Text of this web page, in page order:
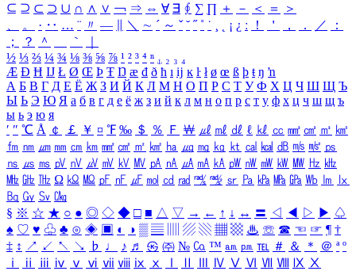
⊆ ⊇ ⊂ ⊃ ∪ ∩ ∧ ∨ ￢ ⇒ ⇔ ∀ ∃ ∮ ∑ ∏ ＋ － ＜ ＝
＞
、
。 · ‥ … ¨ 〃 ― ＼ ∼ ´ ～ ˇ ˘ ˝ ˚ ˙ ¸ ¡ ¿ ː ！ ＇ ， ． ／
：
；
？ ＾ ｀
½ ⅓ ⅔ ¼ ¾ ⅛ ⅜ ⅝ ⅞ ¹ ² ³ ⁴ ⁿ ₁ ₂ ₃ ₄
Æ Ð Ħ Ĳ Ł Ø Œ Þ Ŧ Ŋ æ đ ð ħ ı ĳ ĸ ŀ ł ø œ ß þ ŧ ŋ ŉ
А Б В Г Д Е Ё Ж З И Й К Л М Н О П Р С Т У Ф Х Ц Ч Ш Щ Ъ
Ы Ь Э Ю Я а б в г д е ё ж з и й к л м н о п р с т у ф х ц ч ш щ ъ
ы ь э ю я
′ ″ ℃ Å ￠ ￡ ￥ ¤ ℉ ‰ ＄ ％ Ｆ ￦ ㎕ ㎖ ㎗ ℓ ㎘ ㏄ ㎣ ㎤ ㎥ ㎦
㎙ ㎚ ㎛ ㎜ ㎝ ㎞ ㎟ ㎠ ㎡ ㎢ ㏊ ㎍ ㎎ ㎏ ㏏ ㎈ ㎉ ㏈ ㎧ ㎨ ㎰
㎱ ㎲ ㎳ ㎴ ㎵ ㎶ ㎷ ㎸ ㎹ ㎀ ㎁ ㎂ ㎃ ㎄ ㎺ ㎻ ㎽ ㎾ ㎿ ㎐ ㎑
㎒ ㎓ ㎔ Ω ㏀ ㏁ ㎊ ㎋ ㎌ ㏖ ㏅ ㎭ ㎮ ㎯ ㏛ ㎩ ㎪ ㎫ ㎬ ㏝ ㏐
㏓
㏃ ㏉ ㏜ ㏆
§ ※ ☆ ★ ○ ● ◎ ◇ ◆ □ ■ △ ▽ → ← ↑ ↓ ↔ 〓 ◁ ◀ ▷ ▶ ♤
♠ ♡ ♥ ♧ ♣ ⊙ ◈ ▣ ◐ ◑ ▒ ▤ ▨ ▧ ▦ ▩ ♨ ☏ ☎ ☜ ☞ ¶ †
‡ ↕ ↗ ↙ ↖ ↘ ♭ ♩ ♪ ♬ ㉿ ㈜ № ㏇ ™ ㏂ ㏘ ℡ ＃ ＆ ＊ ＠ ª º
ⅰ
ⅱ ⅲ ⅳ ⅴ ⅵ ⅶ ⅷ ⅸ ⅹ Ⅳ Ⅴ Ⅵ Ⅶ Ⅷ Ⅸ Ⅹ